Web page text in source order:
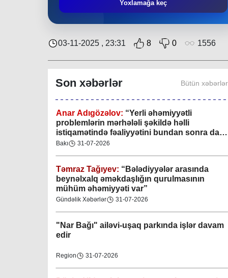
Yoxlamağa keç
03-11-2025 , 23:31 8 0 1556
Son xəbərlər Bütün xəbərlər
keçirilib
Gündəlik Xəbərlər 04-08-2026
Anar Adıgözəlov: “Yerli əhəmiyyətli
problemlərin mərhələli şəkildə həlli
istiqamətində fəaliyyətini bundan sonra da
davam etdirəcəkdir
Bakı 31-07-2026
Təmraz Tağıyev: “Bələdiyyələr arasında
beynəlxalq əməkdaşlığın qurulmasının
mühüm əhəmiyyəti var”
Gündəlik Xəbərlər 31-07-2026
"Nar Bağı" ailəvi-uşaq parkında işlər davam
edir
Region 31-07-2026